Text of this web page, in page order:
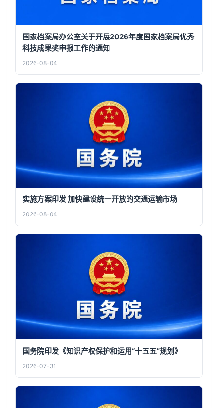
国家档案局办公室关于开展2026年度国家档案局优秀
科技成果奖申报工作的通知
2026-08-04
实施方案印发 加快建设统一开放的交通运输市场
2026-08-04
国务院印发《知识产权保护和运用“十五五”规划》
2026-07-31